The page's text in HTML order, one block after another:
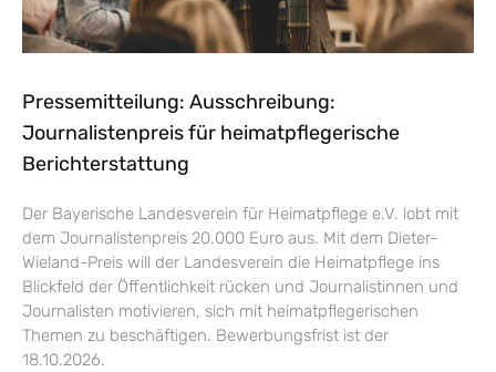
Pressemitteilung: Ausschreibung:
Journalistenpreis für heimatpflegerische
Berichterstattung
Der Bayerische Landesverein für Heimatpflege e.V. lobt mit
dem Journalistenpreis 20.000 Euro aus. Mit dem Dieter-
Wieland-Preis will der Landesverein die Heimatpflege ins
Blickfeld der Öffentlichkeit rücken und Journalistinnen und
Journalisten motivieren, sich mit heimatpflegerischen
Themen zu beschäftigen. Bewerbungsfrist ist der
18.10.2026.